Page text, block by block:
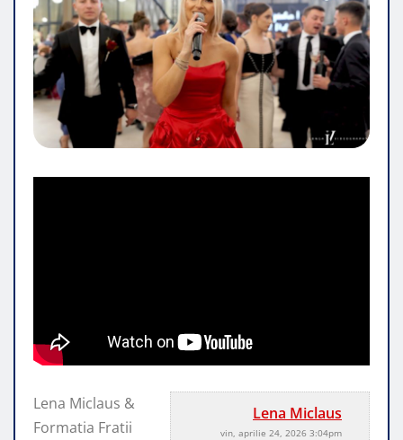
Lena Miclaus
vin, aprilie 24, 2026 3:04pm
Lena Miclaus &
Formatia Fratii